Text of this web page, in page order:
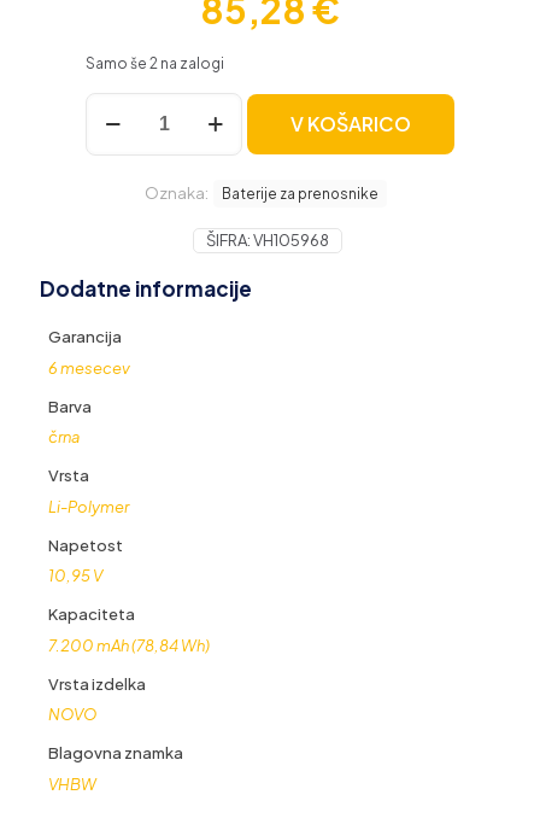
Samo še 2 na zalogi
Baterija
Apple
A1286,
mAh
Wh)
količina
V KOŠARICO
Oznaka: Baterije za prenosnike
ŠIFRA:VH105968
Dodatne informacije
Garancija
6 mesecev
Barva
črna
Vrsta
Li-Polymer
Napetost
10,95 V
Kapaciteta
7.200 mAh (78,84 Wh)
Vrsta izdelka
NOVO
Blagovna znamka
VHBW